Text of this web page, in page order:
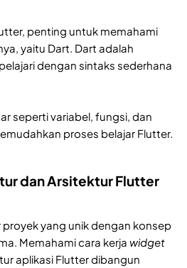
penting untuk memahami
yaitu Dart. Dart adalah
dengan sintaks sederhana
seperti variabel, fungsi, dan
proses belajar Flutter.
dan Arsitektur Flutter
yang unik dengan konsep
Memahami cara kerja widget
aplikasi Flutter dibangun